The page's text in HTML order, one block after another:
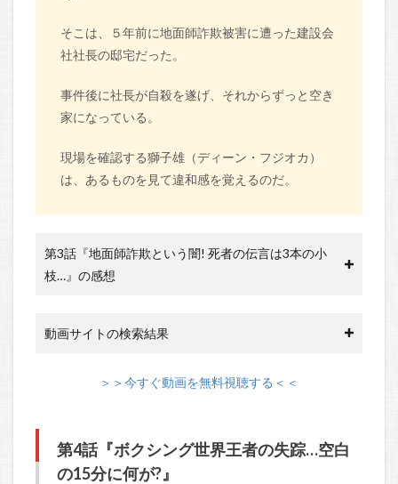
そこは、５年前に地面師詐欺被害に遭った建設会
社社長の邸宅だった。
事件後に社長が自殺を遂げ、それからずっと空き
家になっている。
現場を確認する獅子雄（ディーン・フジオカ）
は、あるものを見て違和感を覚えるのだ。
第3話『地面師詐欺という闇! 死者の伝言は3本の小
枝…』の感想
動画サイトの検索結果
＞＞今すぐ動画を無料視聴する＜＜
第4話『ボクシング世界王者の失踪…空白
の15分に何が?』